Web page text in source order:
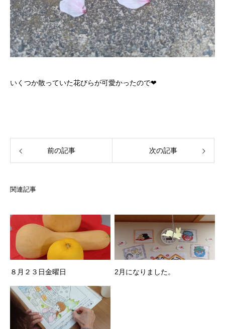
いくつか散っていた花びらが可愛かったので❤
前の記事 次の記事
関連記事
８月２３日金曜日 2月になりました。